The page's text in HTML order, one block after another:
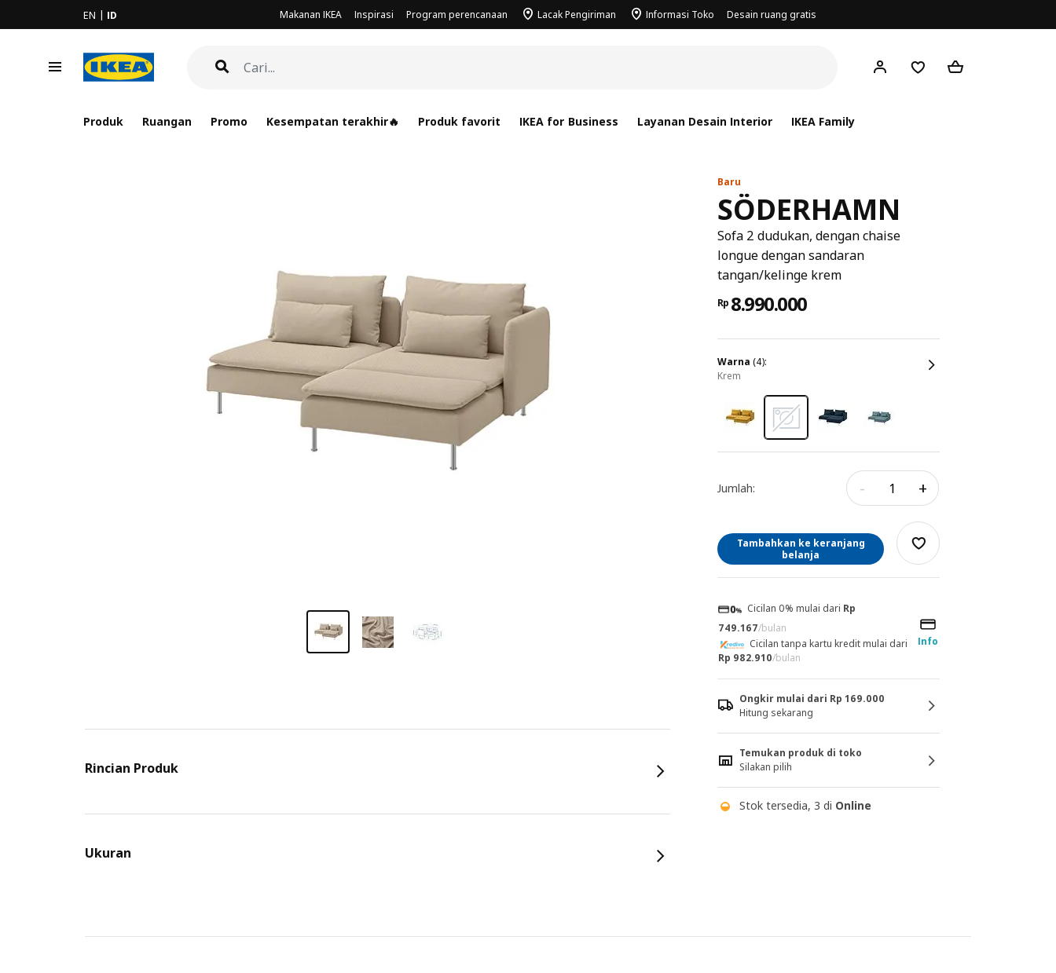
EN ID Makanan IKEA Inspirasi Program perencanaan Lacak Pengiriman Informasi Toko Desain ruang gratis
Produk Ruangan Promo Kesempatan terakhir🔥 Produk favorit IKEA for Business Layanan Desain Interior IKEA Family
Baru
SÖDERHAMN
Sofa 2 dudukan, dengan chaise
longue dengan sandaran
tangan/kelinge krem
Rp 8.990.000
warna (4):
krem
Jumlah: - +
Tambahkan ke keranjang
belanja
Cicilan 0% mulai dari Rp
749.167/bulan
Info
Cicilan tanpa kartu kredit mulai dari
Rp 982.910/bulan
Ongkir mulai dari Rp 169.000
Hitung sekarang
Temukan produk di toko
Silakan pilih
Stok tersedia, 3 di Online
Rincian Produk
Ukuran